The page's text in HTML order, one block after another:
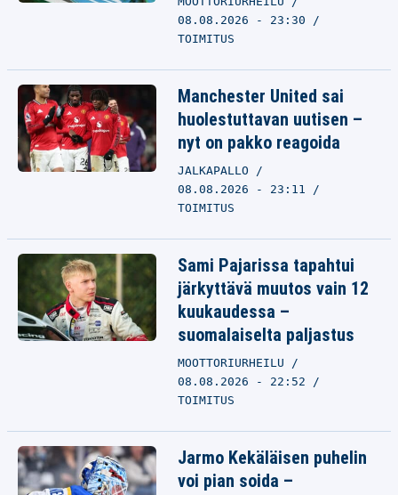
08.08.2026 - 23:30
TOIMITUS
Manchester United sai
huolestuttavan uutisen –
nyt on pakko reagoida
JALKAPALLO
08.08.2026 - 23:11
TOIMITUS
Sami Pajarissa tapahtui
järkyttävä muutos vain 12
kuukaudessa –
suomalaiselta paljastus
MOOTTORIURHEILU
08.08.2026 - 22:52
TOIMITUS
Jarmo Kekäläisen puhelin
voi pian soida –